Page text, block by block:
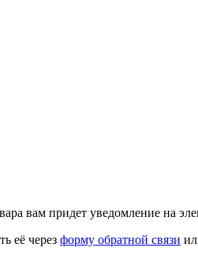
вам придет уведомление на
её через форму обратной связи